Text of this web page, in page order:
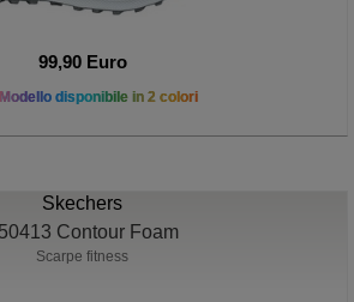
99,90 Euro
Modello disponibile in 2 colori
Skechers
Contour Foam
Scarpe fitness